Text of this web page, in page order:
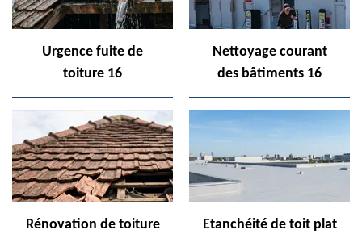
Urgence fuite de
toiture 16
Nettoyage courant
des bâtiments 16
Rénovation de toiture
Etanchéité de toit plat